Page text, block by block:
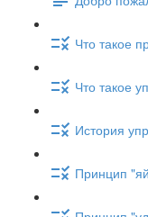
Что такое
Что такое
История
Принцип